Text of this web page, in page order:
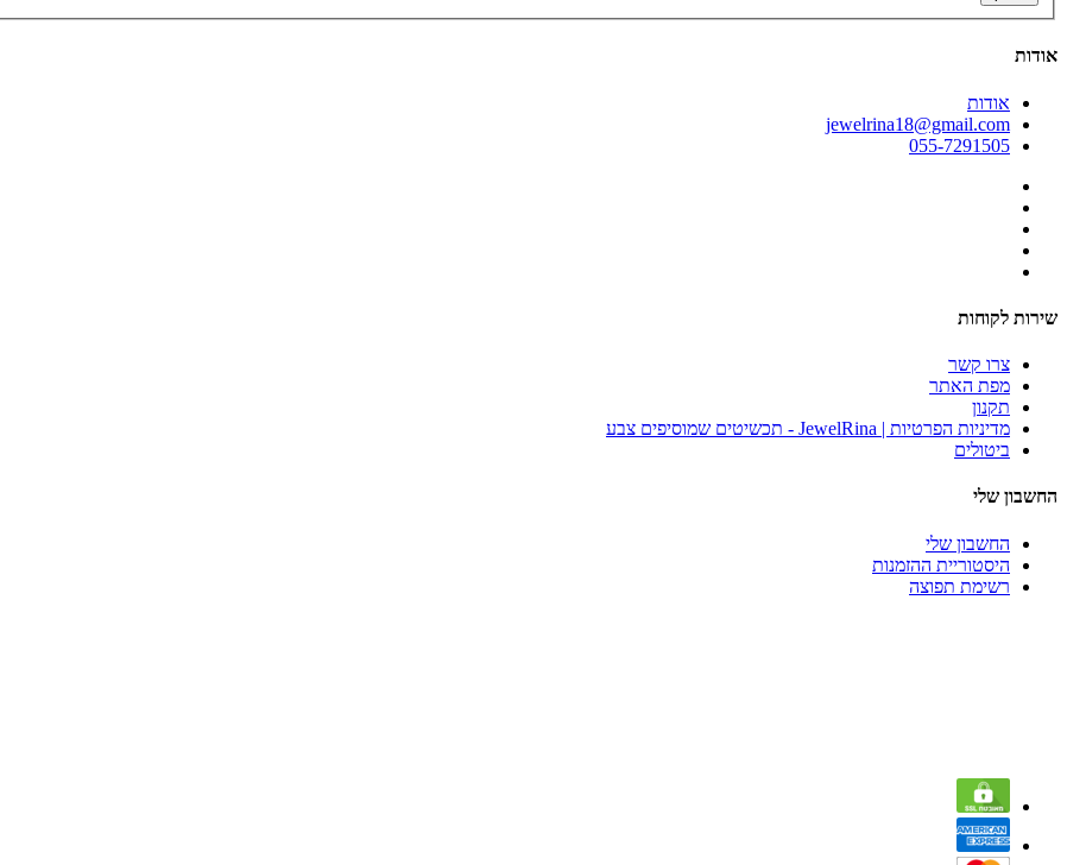
אודות
אודות
jewelrina18@gmail.com
055-7291505
שירות לקוחות
צרו קשר
מפת האתר
תקנון
מדיניות הפרטיות | JewelRina - תכשיטים שמוסיפים צבע
ביטולים
החשבון שלי
החשבון שלי
היסטוריית ההזמנות
רשימת תפוצה